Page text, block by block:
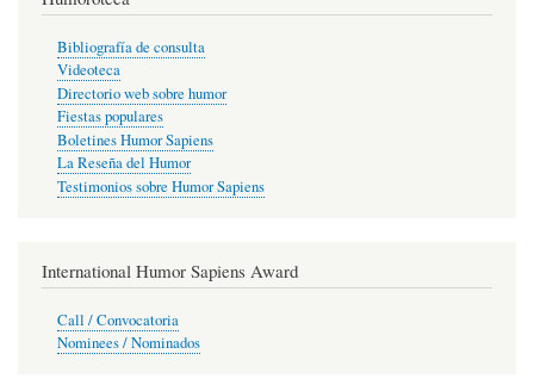
Bibliografía de consulta
Videoteca
Directorio web sobre humor
Fiestas populares
Boletines Humor Sapiens
La Reseña del Humor
Testimonios sobre Humor Sapiens
International Humor Sapiens Award
Call / Convocatoria
Nominees / Nominados